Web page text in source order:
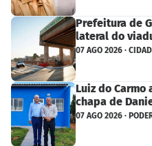
Prefeitura de
lateral do
07 AGO 2026 ·
Luiz do Carmo
chapa de
07 AGO 2026 ·